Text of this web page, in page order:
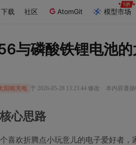
下载 社区 AtomGit 模型市场
与磷酸铁锂电池
阳能充电 于 2026-05-28 13:23:44 修改 · 本内容遵
心思路
喜欢折腾点小玩意儿的电子爱好者